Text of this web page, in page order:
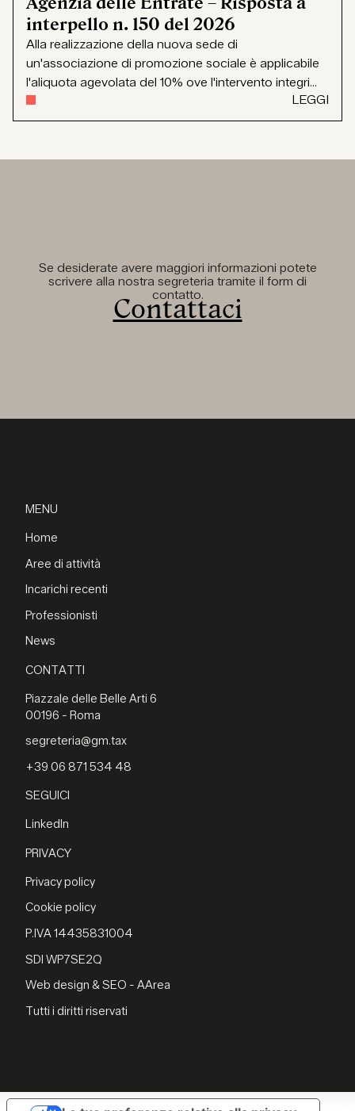
interpello n. 150 del 2026
Alla realizzazione della nuova sede di
un'associazione di promozione sociale è applicabile
l'aliquota agevolata del 10% ove l'intervento integri...
LEGGI
Se desiderate avere maggiori informazioni potete
scrivere alla nostra segreteria tramite il form di
contatto.
Contattaci
MENU
Home
Aree di attività
Incarichi recenti
Professionisti
News
CONTATTI
Piazzale delle Belle Arti 6
00196 - Roma
segreteria@gm.tax
+39 06 871 534 48
SEGUICI
LinkedIn
PRIVACY
Privacy policy
Cookie policy
P.IVA 14435831004
SDI WP7SE2Q
Web design & SEO - AArea
Tutti i diritti riservati